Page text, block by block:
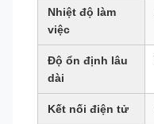
Nhiệt độ làm
việc
Độ ổn định lâu
dài
Kết nối điện tử